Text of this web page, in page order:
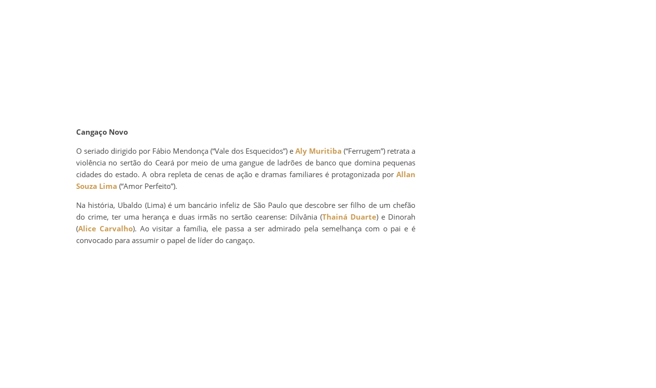
Cangaço Novo
O seriado dirigido por Fábio Mendonça (“Vale dos Esquecidos”) e Aly Muritiba (“Ferrugem”) retrata a
violência no sertão do Ceará por meio de uma gangue de ladrões de banco que domina pequenas
cidades do estado. A obra repleta de cenas de ação e dramas familiares é protagonizada por Allan
Souza Lima (“Amor Perfeito”).
Na história, Ubaldo (Lima) é um bancário infeliz de São Paulo que descobre ser filho de um chefão
do crime, ter uma herança e duas irmãs no sertão cearense: Dilvânia (Thainá Duarte) e Dinorah
(Alice Carvalho). Ao visitar a família, ele passa a ser admirado pela semelhança com o pai e é
convocado para assumir o papel de líder do cangaço.